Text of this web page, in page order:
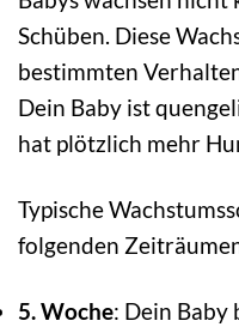
Schüben. Diese
bestimmten
Dein Baby ist
hat plötzlich mehr
Typische
folgenden
5. Woche: Dein Baby